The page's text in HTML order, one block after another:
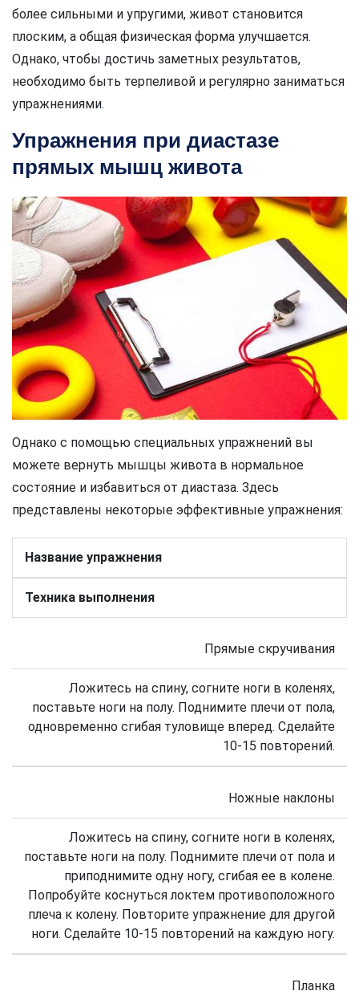
более сильными и упругими, живот становится
плоским, а общая физическая форма улучшается.
Однако, чтобы достичь заметных результатов,
необходимо быть терпеливой и регулярно заниматься
упражнениями.
Упражнения при диастазе
прямых мышц живота
Однако с помощью специальных упражнений вы
можете вернуть мышцы живота в нормальное
состояние и избавиться от диастаза. Здесь
представлены некоторые эффективные упражнения:
Название упражнения
Техника выполнения
Прямые скручивания
Ложитесь на спину, согните ноги в коленях,
поставьте ноги на полу. Поднимите плечи от пола,
одновременно сгибая туловище вперед. Сделайте
10-15 повторений.
Ножные наклоны
Ложитесь на спину, согните ноги в коленях,
поставьте ноги на полу. Поднимите плечи от пола и
приподнимите одну ногу, сгибая ее в колене.
Попробуйте коснуться локтем противоположного
плеча к колену. Повторите упражнение для другой
ноги. Сделайте 10-15 повторений на каждую ногу.
Планка